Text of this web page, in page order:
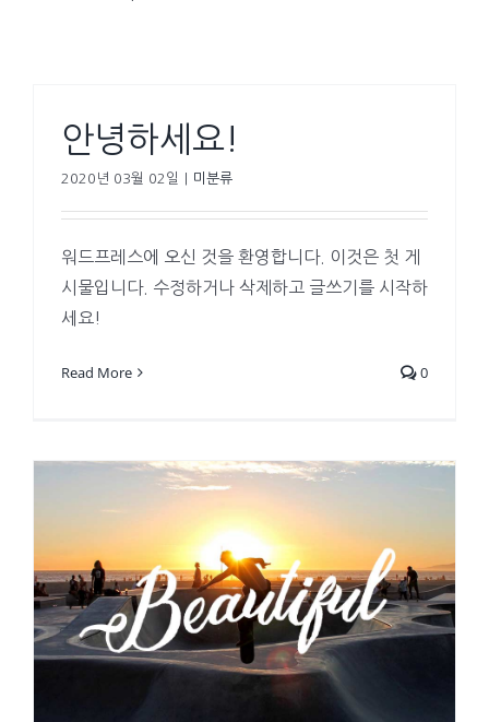
안녕하세요!
2020년 03월 02일 미분류
워드프레스에 오신 것을 환영합니다. 이것은 첫 게
시물입니다. 수정하거나 삭제하고 글쓰기를 시작하
세요!
Read More 0